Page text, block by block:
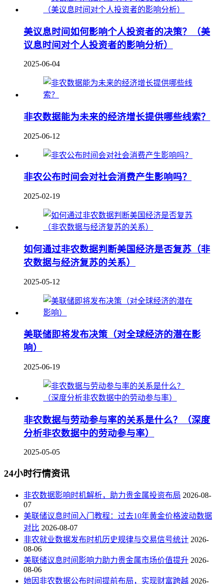
美议息时间如何影响个人投资者的决策？（美
议息时间对个人投资者的影响分析）
2025-06-04
非农数据能为未来的经济增长提供哪些线索？
2025-06-12
非农公布时间会对社会消费产生影响吗？
2025-02-19
如何通过非农数据判断美国经济是否复苏（非
农数据与经济复苏的关系）
2025-05-12
美联储即将发布决策（对全球经济的潜在影
响）
2025-06-19
非农数据与劳动参与率的关系是什么？（深度
分析非农数据中的劳动参与率）
2025-05-05
24小时行情资讯
非农数据影响时机解析，助力贵金属投资布局 2026-08-
07
美联储议息时间入门教程：过去10年黄金价格波动数据
对比 2026-08-07
非农就业数据发布时机历史规律与交易信号统计 2026-
08-06
美联储议息时间影响力助力贵金属市场价值提升 2026-
08-06
她因非农数据公布时间提前布局，实现财富跨越 2026-